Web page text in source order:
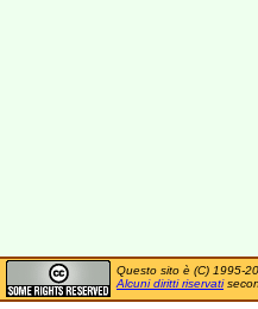
Questo sito è (C) 1995-
Alcuni diritti riservati